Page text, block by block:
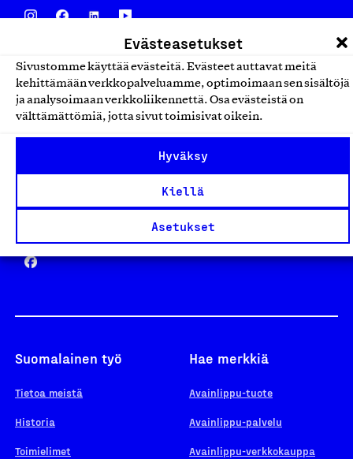
Evästeasetukset
Sivustomme käyttää evästeitä. Evästeet auttavat meitä
kehittämään verkkopalveluamme, optimoimaan sen sisältöjä
ja analysoimaan verkkoliikennettä. Osa evästeistä on
välttämättömiä, jotta sivut toimisivat oikein.
Hyväksy
Kiellä
Asetukset
Avainlippu
Yhteiskunnallinen Yritys -merkki
Suomalainen työ
Tietoa meistä
Historia
Toimielimet
Hae merkkiä
Avainlippu-tuote
Avainlippu-palvelu
Avainlippu-verkkokauppa